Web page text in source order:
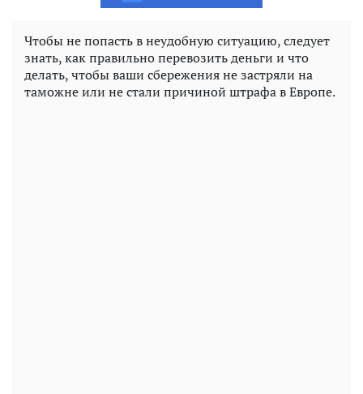
Чтобы не попасть в неудобную ситуацию, следует
знать, как правильно перевозить деньги и что
делать, чтобы ваши сбережения не застряли на
таможне или не стали причиной штрафа в Европе.